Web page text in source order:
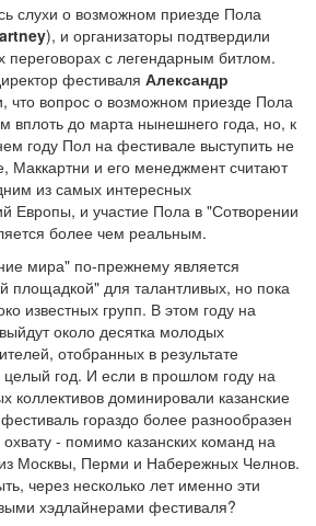
слухи о возможном приезде Пола
), и организаторы подтвердили
с легендарным битлом.
фестиваля Александр
что вопрос о возможном приезде Пола
вплоть до марта нынешнего года, но, к
году Пол на фестивале выступить не
Маккартни и его менеджмент считают
из самых интересных
Европы, и участие Пола в "Сотворении
более чем реальным.
мира" по-прежнему является
площадкой" для талантливых, но пока
известных групп. В этом году на
около десятка молодых
отобранных в результате
целый год. И если в прошлом году на
коллективов доминировали казанские
гораздо более разнообразен
- помимо казанских команд на
Москвы, Перми и Набережных Челнов.
через несколько лет именно эти
хэдлайнерами фестиваля?